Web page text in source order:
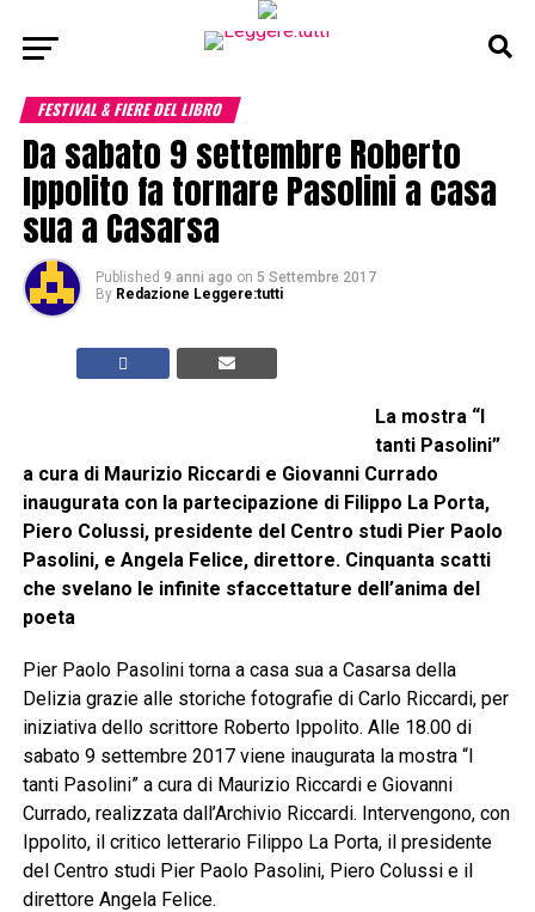
FESTIVAL & FIERE DEL LIBRO
Da sabato 9 settembre Roberto
Ippolito fa tornare Pasolini a casa
sua a Casarsa
Published 9 anni ago on 5 Settembre 2017
By Redazione Leggere:tutti
La mostra “I
tanti Pasolini”
a cura di Maurizio Riccardi e Giovanni Currado
inaugurata con la partecipazione di Filippo La Porta,
Piero Colussi, presidente del Centro studi Pier Paolo
Pasolini, e Angela Felice, direttore. Cinquanta scatti
che svelano le infinite sfaccettature dell’anima del
poeta
Pier Paolo Pasolini torna a casa sua a Casarsa della
Delizia grazie alle storiche fotografie di Carlo Riccardi, per
iniziativa dello scrittore Roberto Ippolito. Alle 18.00 di
sabato 9 settembre 2017 viene inaugurata la mostra “I
tanti Pasolini” a cura di Maurizio Riccardi e Giovanni
Currado, realizzata dall’Archivio Riccardi. Intervengono, con
Ippolito, il critico letterario Filippo La Porta, il presidente
del Centro studi Pier Paolo Pasolini, Piero Colussi e il
direttore Angela Felice.